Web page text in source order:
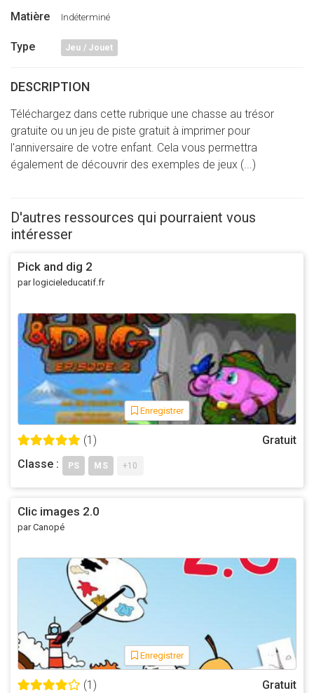
Matière Indéterminé
Type Jeu / Jouet
DESCRIPTION
Téléchargez dans cette rubrique une chasse au trésor
gratuite ou un jeu de piste gratuit à imprimer pour
l'anniversaire de votre enfant. Cela vous permettra
également de découvrir des exemples de jeux (...)
D'autres ressources qui pourraient vous
intéresser
Pick and dig 2
par logicieleducatif.fr
Enregistrer
(1)
Gratuit
Classe :
PS MS +10
Clic images 2.0
par Canopé
Enregistrer
(1) Gratuit